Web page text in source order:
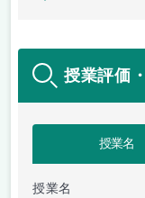
授業評価
授業名
授業名